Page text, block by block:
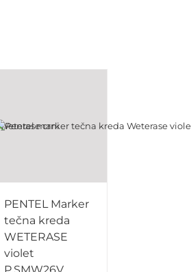
PENTEL Marker
tečna kreda
WETERASE
violet
P.SMW26V